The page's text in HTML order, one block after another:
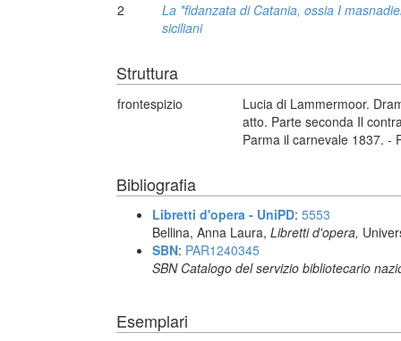
2
La *fidanzata di Catania, ossia I
siciliani
Struttura
frontespizio
Lucia di Lammermoor.
atto. Parte seconda Il
Parma il carnevale 1837. -
Bibliografia
Libretti d'opera - UniPD: 5553
Bellina, Anna Laura, Libretti d'opera,
SBN: PAR1240345
SBN Catalogo del servizio bibliotecario
Esemplari